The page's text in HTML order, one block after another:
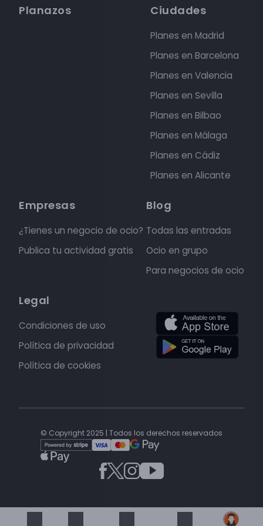
Planazos Ciudades
Planes en Madrid
Planes en Barcelona
Planes en Valencia
Planes en Sevilla
Planes en Bilbao
Planes en Málaga
Planes en Cádiz
Planes en Alicante
Empresas
¿Tienes un negocio de ocio?
Publica tu actividad gratis
Blog
Todas las entradas
Ocio en grupo
Para negocios de ocio
Legal
Condiciones de uso
Política de privacidad
Política de cookies
© Copyright 2025 | Todos los derechos reservados